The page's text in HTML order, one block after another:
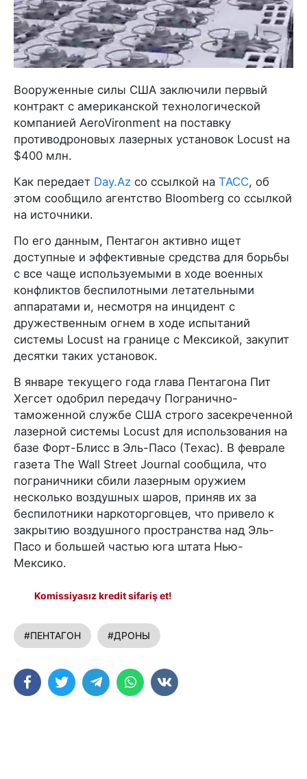
Вооруженные силы США заключили первый
контракт с американской технологической
компанией AeroVironment на поставку
противодроновых лазерных установок Locust на
$400 млн.
Как передает Day.Az со ссылкой на ТАСС, об
этом сообщило агентство Bloomberg со ссылкой
на источники.
По его данным, Пентагон активно ищет
доступные и эффективные средства для борьбы
с все чаще используемыми в ходе военных
конфликтов беспилотными летательными
аппаратами и, несмотря на инцидент с
дружественным огнем в ходе испытаний
системы Locust на границе с Мексикой, закупит
десятки таких установок.
В январе текущего года глава Пентагона Пит
Хегсет одобрил передачу Погранично-
таможенной службе США строго засекреченной
лазерной системы Locust для использования на
базе Форт-Блисс в Эль-Пасо (Техас). В феврале
газета The Wall Street Journal сообщила, что
пограничники сбили лазерным оружием
несколько воздушных шаров, приняв их за
беспилотники наркоторговцев, что привело к
закрытию воздушного пространства над Эль-
Пасо и большей частью юга штата Нью-
Мексико.
Komissiyasız kredit sifariş et!
#ПЕНТАГОН #ДРОНЫ